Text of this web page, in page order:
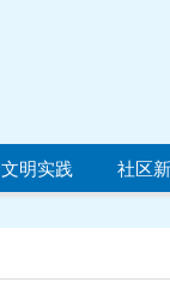
文明实践 社区